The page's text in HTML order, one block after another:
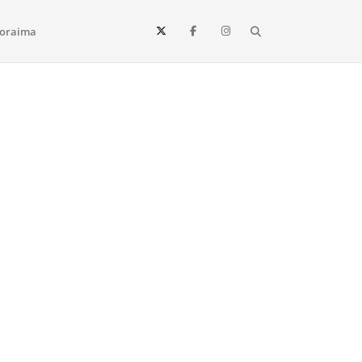
e todo o estado de Roraima. Fique sempre informado